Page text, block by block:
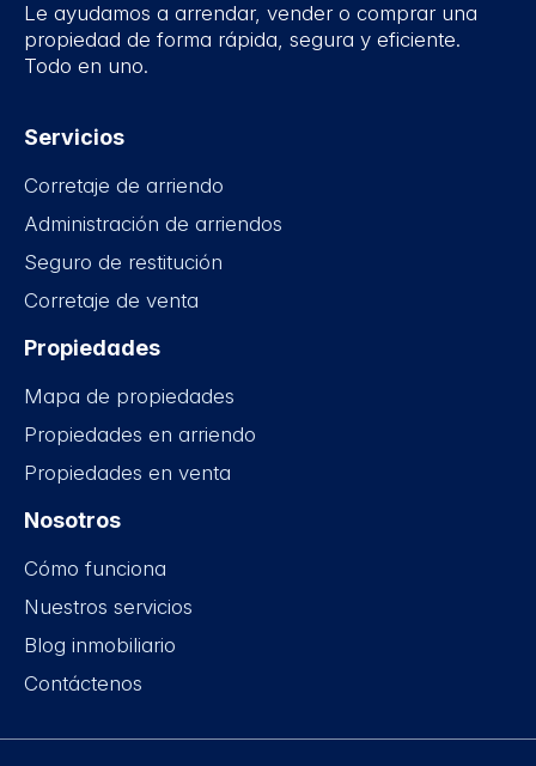
Le ayudamos a arrendar, vender o comprar una
propiedad de forma rápida, segura y eficiente.
Todo en uno.
Servicios
Corretaje de arriendo
Administración de arriendos
Seguro de restitución
Corretaje de venta
Propiedades
Mapa de propiedades
Propiedades en arriendo
Propiedades en venta
Nosotros
Cómo funciona
Nuestros servicios
Blog inmobiliario
Contáctenos